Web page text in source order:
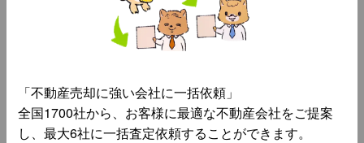
「不動産売却に強い会社に一括依頼」
全国1700社から、お客様に最適な不動産会社をご提案
し、最大6社に一括査定依頼することができます。